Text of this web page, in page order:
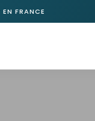
FRANCE